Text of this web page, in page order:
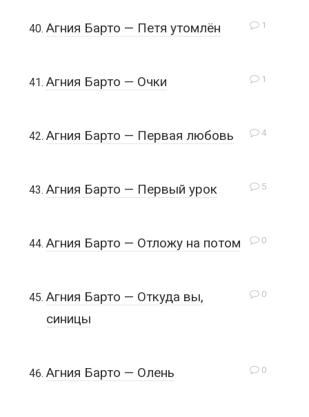
1
Агния Барто — Петя утомлён
1
Агния Барто — Очки
4
Агния Барто — Первая любовь
5
Агния Барто — Первый урок
0
Агния Барто — Отложу на потом
0
Агния Барто — Откуда вы,
синицы
0
Агния Барто — Олень